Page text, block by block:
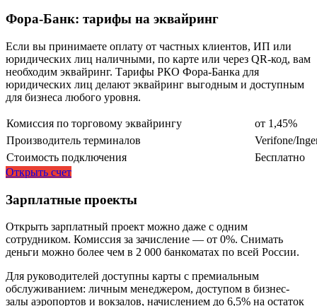
Фора-Банк: тарифы на эквайринг
Если вы принимаете оплату от частных клиентов, ИП или
юридических лиц наличными, по карте или через QR-код, вам
необходим эквайринг. Тарифы РКО Фора-Банка для
юридических лиц делают эквайринг выгодным и доступным
для бизнеса любого уровня.
Комиссия по торговому эквайрингу
от 1,45%
Производитель терминалов
Verifone/
Стоимость подключения
Бесплатно
Открыть счет
Зарплатные проекты
Открыть зарплатный проект можно даже с одним
сотрудником. Комиссия за зачисление — от 0%. Снимать
деньги можно более чем в 2 000 банкоматах по всей России.
Для руководителей доступны карты с премиальным
обслуживанием: личным менеджером, доступом в бизнес-
залы аэропортов и вокзалов, начислением до 6,5% на остаток